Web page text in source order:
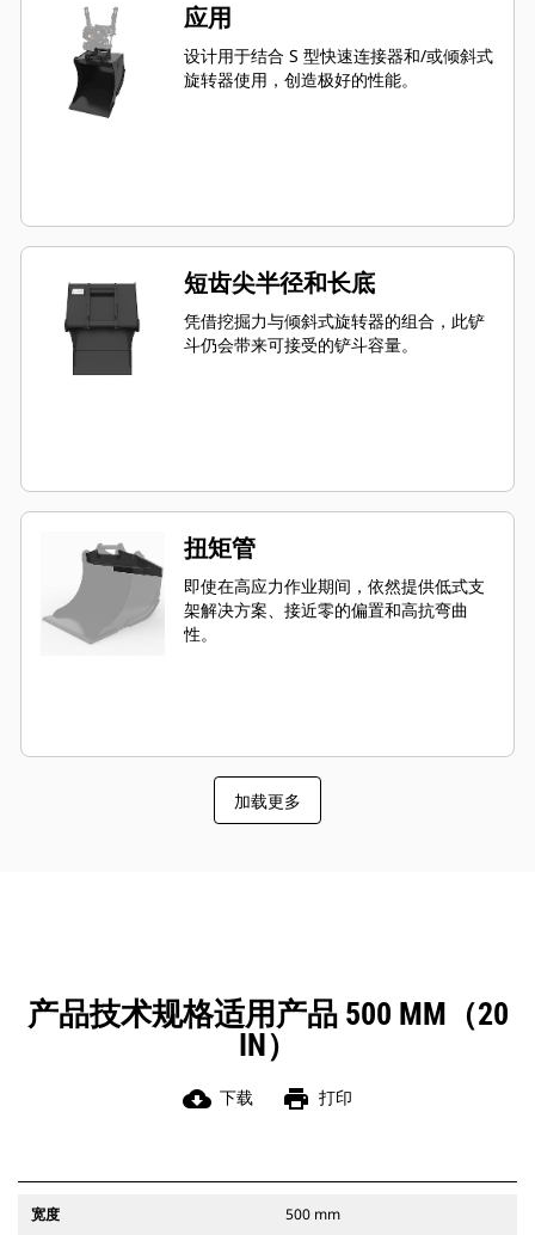
应用
设计用于结合 S 型快速连接器和/或倾斜式
旋转器使用，创造极好的性能。
短齿尖半径和长底
凭借挖掘力与倾斜式旋转器的组合，此铲
斗仍会带来可接受的铲斗容量。
扭矩管
即使在高应力作业期间，依然提供低式支
架解决方案、接近零的偏置和高抗弯曲
性。
加载更多
产品技术规格适用产品 500 MM（20
IN）
cloud_download 下载 print 打印
宽度 500 mm